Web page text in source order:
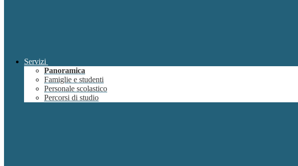
Servizi
Panoramica
Famiglie e studenti
Personale scolastico
Percorsi di studio